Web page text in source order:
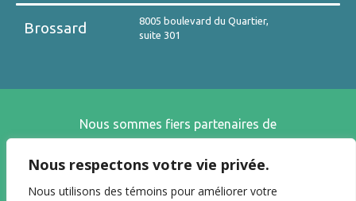
Nous respectons votre vie privée.
Nous utilisons des témoins pour améliorer votre
Brossard
8005 boulevard du Quartier,
suite 301
Nous sommes fiers partenaires de